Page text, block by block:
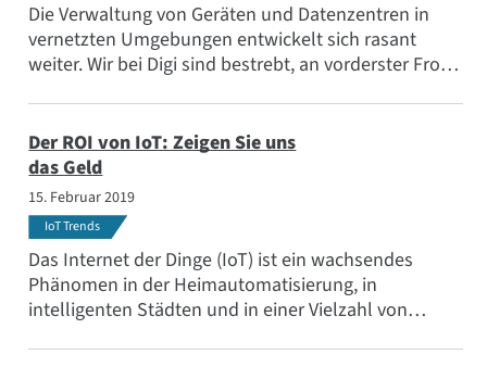
Die Verwaltung von Geräten und Datenzentren in
vernetzten Umgebungen entwickelt sich rasant
weiter. Wir bei Digi sind bestrebt, an vorderster Front
Der ROI von IoT: Zeigen Sie uns
das Geld
15. Februar 2019
IoT Trends
Das Internet der Dinge (IoT) ist ein wachsendes
Phänomen in der Heimautomatisierung, in
intelligenten Städten und in einer Vielzahl von